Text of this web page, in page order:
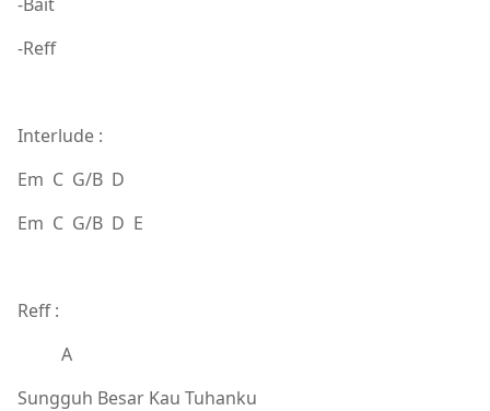
-Reff
Interlude :
Em C G/B D
Em C G/B D E
Reff :
A
Sungguh Besar Kau Tuhanku